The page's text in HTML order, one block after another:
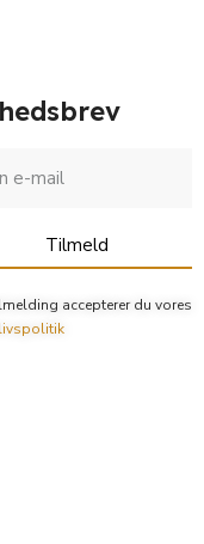
Tilmeld
accepterer du vores